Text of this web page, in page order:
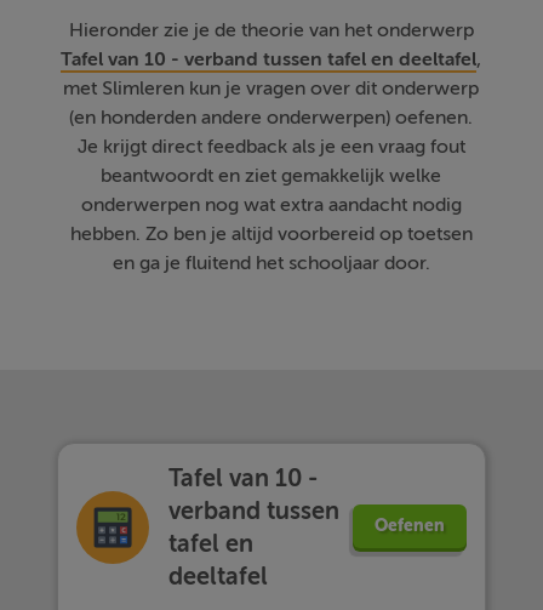
Hieronder zie je de theorie van het onderwerp
Tafel van 10 - verband tussen tafel en deeltafel,
met Slimleren kun je vragen over dit onderwerp
(en honderden andere onderwerpen) oefenen.
Je krijgt direct feedback als je een vraag fout
beantwoordt en ziet gemakkelijk welke
onderwerpen nog wat extra aandacht nodig
hebben. Zo ben je altijd voorbereid op toetsen
en ga je fluitend het schooljaar door.
Tafel van 10 -
verband tussen
tafel en
deeltafel
Oefenen